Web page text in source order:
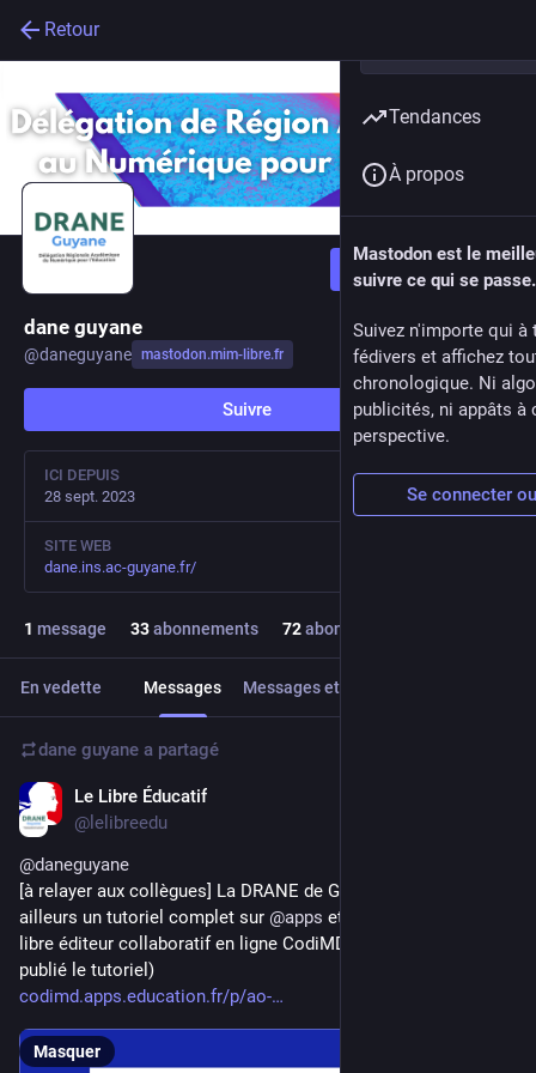
Retour
Suivre
dane guyane
@daneguyane mastodon.mim-libre.fr
Suivre
ICI DEPUIS
28 sept. 2023
SITE WEB
dane.ins.ac-guyane.fr/
1 message 33abonnements 72abonné·e·s
En vedette Messages Messages et réponses
dane guyane a partagé
Le Libre Éducatif
@lelibreedu
@daneguyane
[à relayer aux collègues] La DRANE de Guyane qui propose par
ailleurs un tutoriel complet sur @apps et ses services (dont le
libre éditeur collaboratif en ligne CodiMD où a été conçu et
publié le tutoriel)
codimd.apps.education.fr/p/ao-
Masquer
Tendances
À propos
Mastodon est le
suivre ce qui se passe.
Suivez n'importe qui à
fédivers et affichez
chronologique. Ni
publicités, ni appâts à
perspective.
Se connecter